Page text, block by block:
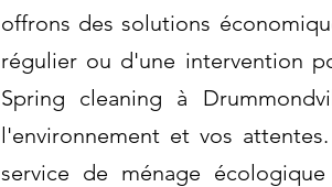
offrons des solutions
régulier ou d'une intervention
Spring cleaning à
l'environnement et vos
service de ménage